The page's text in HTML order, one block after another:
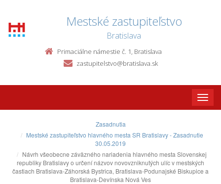
Mestské zastupiteľstvo
Bratislava
Primaciálne námestie č. 1, Bratislava
zastupitelstvo@bratislava.sk
Toggle
Zasadnutia
Mestské zastupiteľstvo hlavného mesta SR Bratislavy - Zasadnutie
30.05.2019
Návrh všeobecne záväzného nariadenia hlavného mesta Slovenskej
republiky Bratislavy o určení názvov novovzniknutých ulíc v mestských
častiach Bratislava-Záhorská Bystrica, Bratislava-Podunajské Biskupice a
Bratislava-Devínska Nová Ves